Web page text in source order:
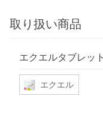
取り扱い商品
エクエルタブレット
エクエル